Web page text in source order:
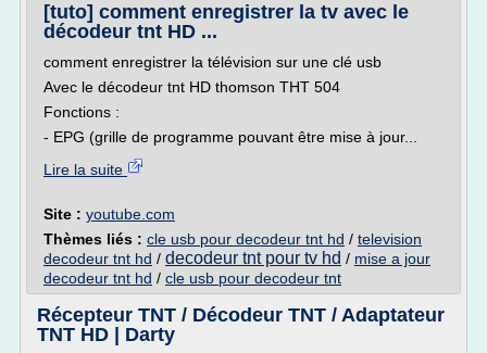
[tuto] comment enregistrer la tv avec le
décodeur tnt HD ...
comment enregistrer la télévision sur une clé usb
Avec le décodeur tnt HD thomson THT 504
Fonctions :
- EPG (grille de programme pouvant être mise à jour...
Lire la suite
Site : youtube.com
Thèmes liés : cle usb pour decodeur tnt hd / television
decodeur tnt hd / decodeur tnt pour tv hd / mise a jour
decodeur tnt hd / cle usb pour decodeur tnt
Récepteur TNT / Décodeur TNT / Adaptateur
TNT HD | Darty